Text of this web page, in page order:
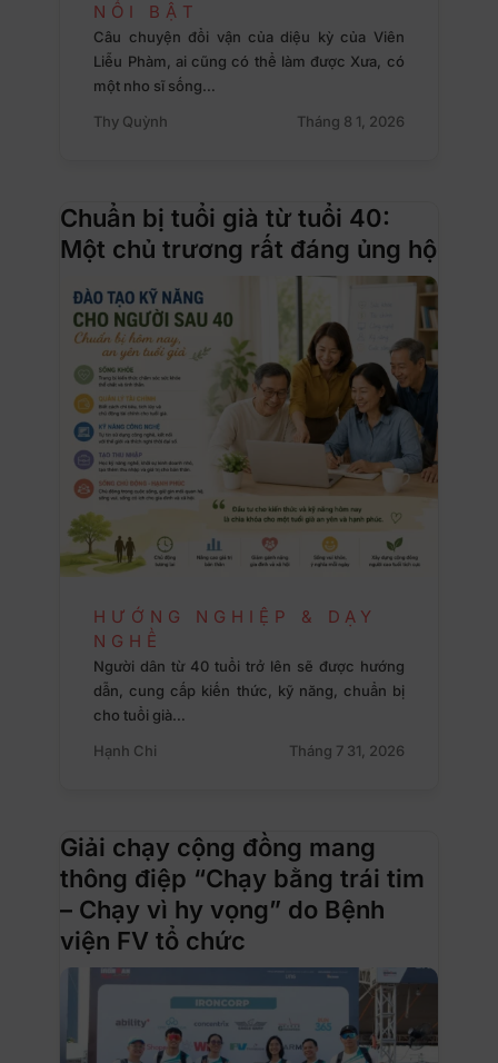
NỔI BẬT
Câu chuyện đổi vận của diệu kỳ của Viên
Liễu Phàm, ai cũng có thể làm được Xưa, có
một nho sĩ sống…
Thy Quỳnh
Tháng 8 1, 2026
Chuẩn bị tuổi già từ tuổi 40:
Một chủ trương rất đáng ủng hộ
HƯỚNG NGHIỆP & DẠY
NGHỀ
Người dân từ 40 tuổi trở lên sẽ được hướng
dẫn, cung cấp kiến thức, kỹ năng, chuẩn bị
cho tuổi già…
Hạnh Chi
Tháng 7 31, 2026
Giải chạy cộng đồng mang
thông điệp “Chạy bằng trái tim
– Chạy vì hy vọng” do Bệnh
viện FV tổ chức